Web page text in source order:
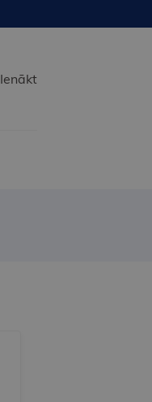
Ienākt